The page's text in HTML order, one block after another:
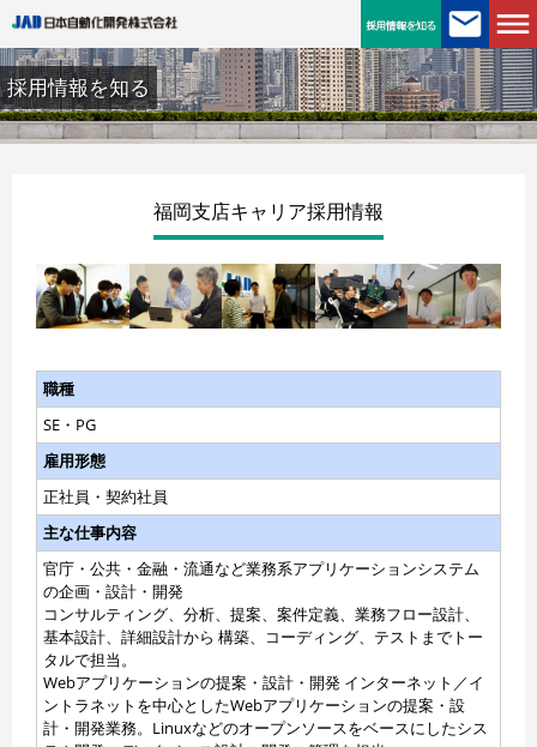
採用情報を知る
福岡支店キャリア採用情報
職種
SE・PG
雇用形態
正社員・契約社員
主な仕事内容
官庁・公共・金融・流通など業務系アプリケーションシステム
の企画・設計・開発
コンサルティング、分析、提案、案件定義、業務フロー設計、
基本設計、詳細設計から 構築、コーディング、テストまでトー
タルで担当。
Webアプリケーションの提案・設計・開発 インターネット／イ
ントラネットを中心としたWebアプリケーションの提案・設
計・開発業務。Linuxなどのオープンソースをベースにしたシス